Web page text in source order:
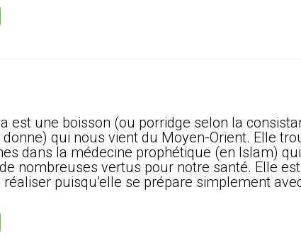
est une boisson (ou porridge selon la
donne) qui nous vient du Moyen-Orient. Elle
dans la médecine prophétique (en Islam)
nombreuses vertus pour notre santé. Elle
réaliser puisqu’elle se prépare simplement